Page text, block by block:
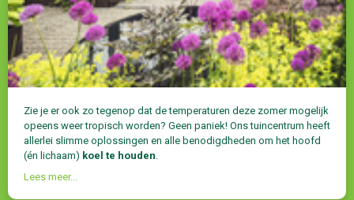
Zie je er ook zo tegenop dat de temperaturen deze zomer mogelijk
opeens weer tropisch worden? Geen paniek! Ons tuincentrum heeft
allerlei slimme oplossingen en alle benodigdheden om het hoofd
(én lichaam) koel te houden
Lees meer...